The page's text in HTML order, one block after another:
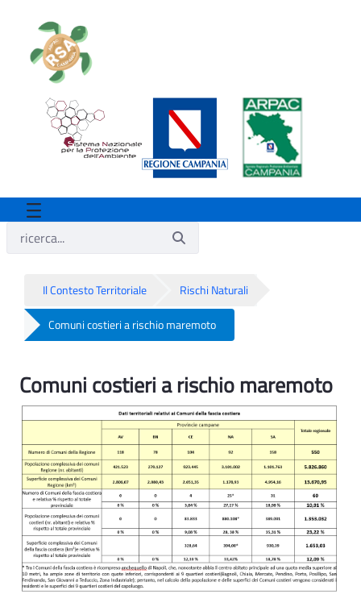
Il Contesto Territoriale Rischi Naturali
Comuni costieri a rischio maremoto
Rischio maremoto Ind. 1 - Rsa
Comuni costieri a rischio maremoto